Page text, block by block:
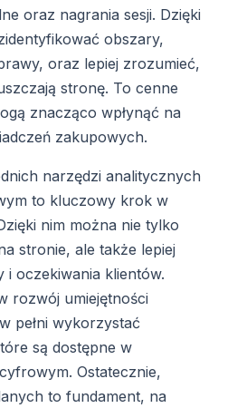
oraz nagrania sesji. Dzięki
obszary,
oraz lepiej zrozumieć,
stronę. To cenne
znacząco wpłynąć na
zakupowych.
narzędzi analitycznych
to kluczowy krok w
nim można nie tylko
stronie, ale także lepiej
oczekiwania klientów.
rozwój umiejętności
pełni wykorzystać
są dostępne w
Ostatecznie,
to fundament, na